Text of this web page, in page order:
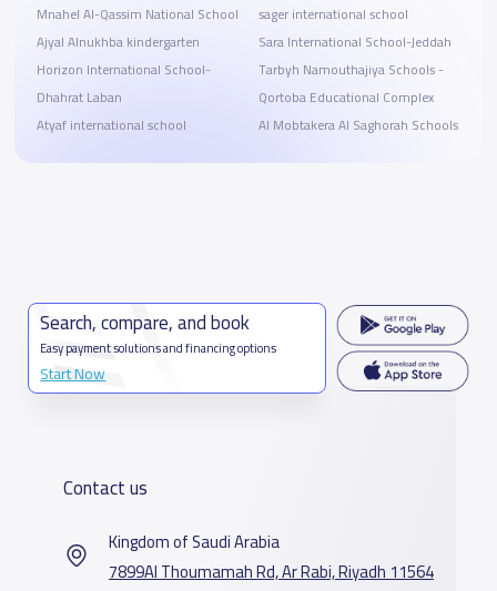
Mnahel Al-Qassim National School
Ajyal Alnukhba kindergarten
Horizon International School-
Dhahrat Laban
Atyaf international school
sager international school
Sara International School-Jeddah
Tarbyh Namouthajiya Schools -
Qortoba Educational Complex
Al Mobtakera Al Saghorah Schools
Search, compare, and book
Easy payment solutions and financing options
Start Now
Contact us
Kingdom of Saudi Arabia
7899Al Thoumamah Rd, Ar Rabi, Riyadh 11564